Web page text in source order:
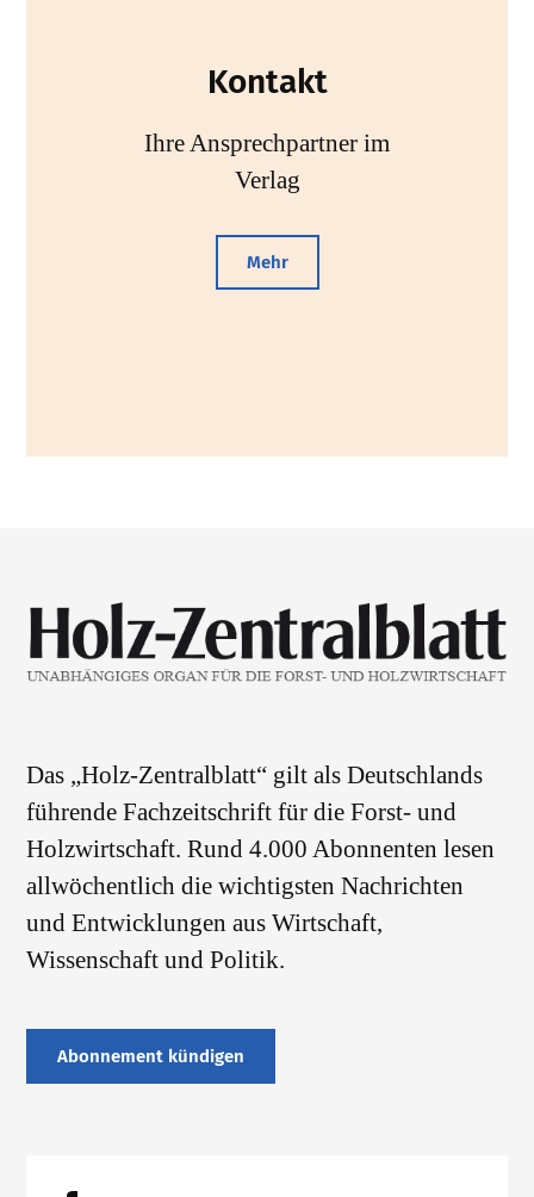
Kontakt
Ihre Ansprechpartner im
Verlag
Mehr
Das „Holz-Zentralblatt“ gilt als Deutschlands
führende Fachzeitschrift für die Forst- und
Holzwirtschaft. Rund 4.000 Abonnenten lesen
allwöchentlich die wichtigsten Nachrichten
und Entwicklungen aus Wirtschaft,
Wissenschaft und Politik.
Abonnement kündigen